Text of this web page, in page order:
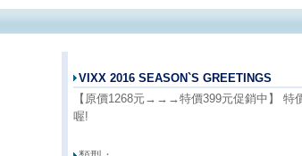
VIXX 2016 SEASON`S GREETINGS
【原價1268元→→→特價399元促銷中】 特
喔!